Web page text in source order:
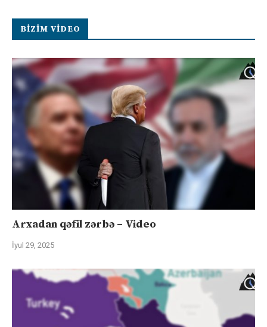
BIZIM VIDEO
Arxadan qəfil zərbə – Video
İyul 29, 2025